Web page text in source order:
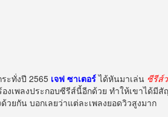
ะทั่งปี 2565 เจฟ ซาเตอร์ได้หันมาเล่น ซีรีส์
เพลงประกอบซีรีส์นี้อีกด้วย ทำให้เขาได้มี
วยกัน บอกเลยว่าแต่ละเพลงยอดวิวสูงมาก